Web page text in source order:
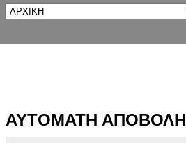
ΑΥΤΟΜΑΤΗ ΑΠΟΒΟΛΗ